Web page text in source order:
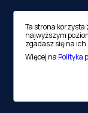
ul. M.
870 Kraków
tel.:12 413 20 00
Ta strona korzysta
najwyższym
zgadasz się na ich
Więcej na Polityka